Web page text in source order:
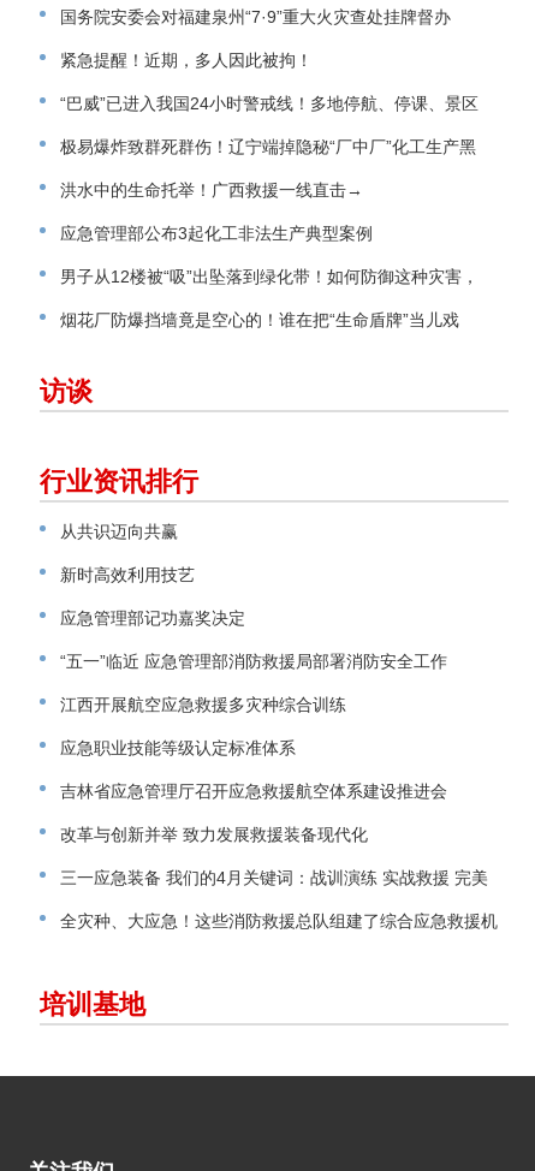
国务院安委会对福建泉州“7·9”重大火灾查处挂牌督办
紧急提醒！近期，多人因此被拘！
“巴威”已进入我国24小时警戒线！多地停航、停课、景区
关闭极易爆炸致群死群伤！辽宁端掉隐秘“厂中厂”化工生产黑
窝点洪水中的生命托举！广西救援一线直击→
应急管理部公布3起化工非法生产典型案例
男子从12楼被“吸”出坠落到绿化带！如何防御这种灾害，
请看指南→
烟花厂防爆挡墙竟是空心的！谁在把“生命盾牌”当儿戏
访谈
行业资讯排行
从共识迈向共赢
新时高效利用技艺
应急管理部记功嘉奖决定
“五一”临近 应急管理部消防救援局部署消防安全工作
江西开展航空应急救援多灾种综合训练
应急职业技能等级认定标准体系
吉林省应急管理厅召开应急救援航空体系建设推进会
改革与创新并举 致力发展救援装备现代化
三一应急装备 我们的4月关键词：战训演练 实战救援 完美
交付全灾种、大应急！这些消防救援总队组建了综合应急救援机
培训基地